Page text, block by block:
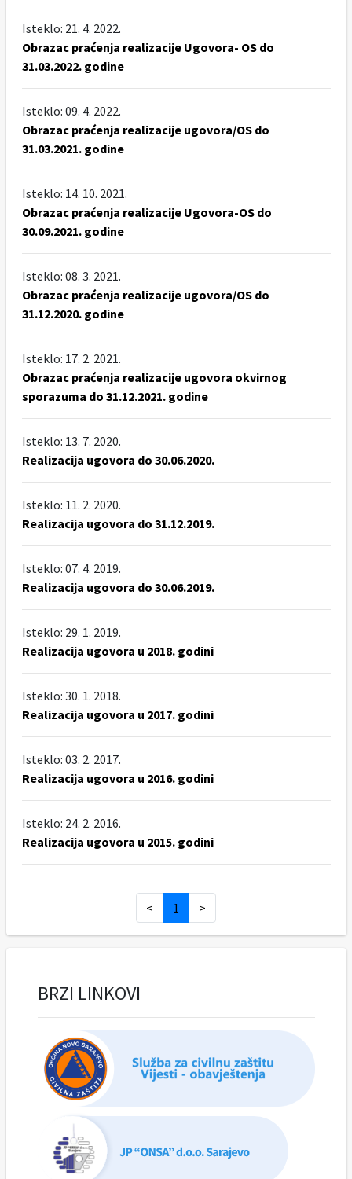
Isteklo: 21. 4. 2022.
Obrazac praćenja realizacije Ugovora- OS do
31.03.2022. godine
Isteklo: 09. 4. 2022.
Obrazac praćenja realizacije ugovora/OS do
31.03.2021. godine
Isteklo: 14. 10. 2021.
Obrazac praćenja realizacije Ugovora-OS do
30.09.2021. godine
Isteklo: 08. 3. 2021.
Obrazac praćenja realizacije ugovora/OS do
31.12.2020. godine
Isteklo: 17. 2. 2021.
Obrazac praćenja realizacije ugovora okvirnog
sporazuma do 31.12.2021. godine
Isteklo: 13. 7. 2020.
Realizacija ugovora do 30.06.2020.
Isteklo: 11. 2. 2020.
Realizacija ugovora do 31.12.2019.
Isteklo: 07. 4. 2019.
Realizacija ugovora do 30.06.2019.
Isteklo: 29. 1. 2019.
Realizacija ugovora u 2018. godini
Isteklo: 30. 1. 2018.
Realizacija ugovora u 2017. godini
Isteklo: 03. 2. 2017.
Realizacija ugovora u 2016. godini
Isteklo: 24. 2. 2016.
Realizacija ugovora u 2015. godini
< 1 >
BRZI LINKOVI